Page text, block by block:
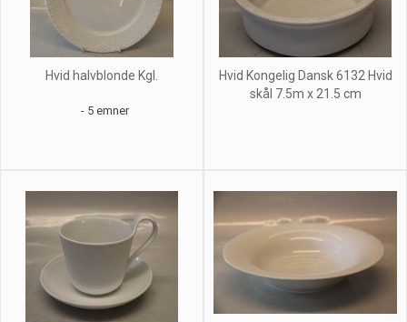
Hvid halvblonde Kgl.
- 5 emner
Hvid Kongelig Dansk 6132 Hvid
skål 7.5m x 21.5 cm